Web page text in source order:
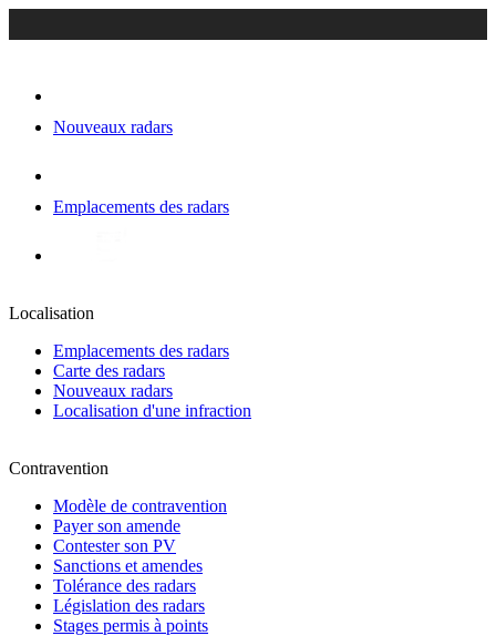
Nouveaux radars
Emplacements des radars
Localisation
Emplacements des radars
Carte des radars
Nouveaux radars
Localisation d'une infraction
Contravention
Modèle de contravention
Payer son amende
Contester son PV
Sanctions et amendes
Tolérance des radars
Législation des radars
Stages permis à points